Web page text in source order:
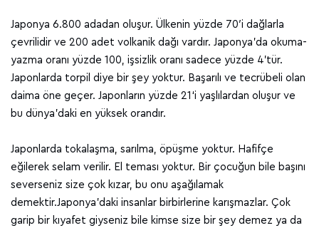
Japonya 6.800 adadan oluşur. Ülkenin yüzde 70′i dağlarla
çevrilidir ve 200 adet volkanik dağı vardır. Japonya’da okuma-
yazma oranı yüzde 100, işsizlik oranı sadece yüzde 4’tür.
Japonlarda torpil diye bir şey yoktur. Başarılı ve tecrübeli olan
daima öne geçer. Japonların yüzde 21‘i yaşlılardan oluşur ve
bu dünya’daki en yüksek orandır.
Japonlarda tokalaşma, sarılma, öpüşme yoktur. Hafifçe
eğilerek selam verilir. El teması yoktur. Bir çocuğun bile başını
severseniz size çok kızar, bu onu aşağılamak
demektir.Japonya’daki insanlar birbirlerine karışmazlar. Çok
garip bir kıyafet giyseniz bile kimse size bir şey demez ya da